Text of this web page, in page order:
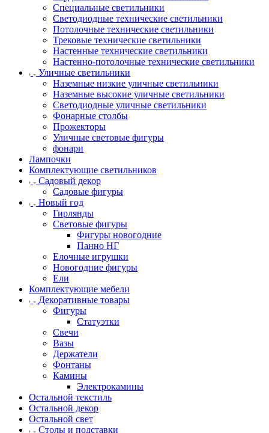
Специальные светильники
Светодиодные технические светильники
Потолочные технические светильники
Трековые технические светильники
Настенные технические светильники
Настенно-потолочные технические светильники
Уличные светильники
Наземные низкие уличные светильники
Наземные высокие уличные светильники
Светодиодные уличные светильники
Фонарные столбы
Прожекторы
Уличные световые фигуры
фонари
Лампочки
Комплектующие светильников
Садовый декор
Садовые фигуры
Новый год
Гирлянды
Световые фигуры
Фигуры новогодние
Панно НГ
Елочные игрушки
Новогодние фигуры
Ели
Комплектующие мебели
Декоративные товары
Фигуры
Статуэтки
Свечи
Вазы
Держатели
Фонтаны
Камины
Электрокамины
Остальной текстиль
Остальной декор
Остальной свет
Столы и подставки